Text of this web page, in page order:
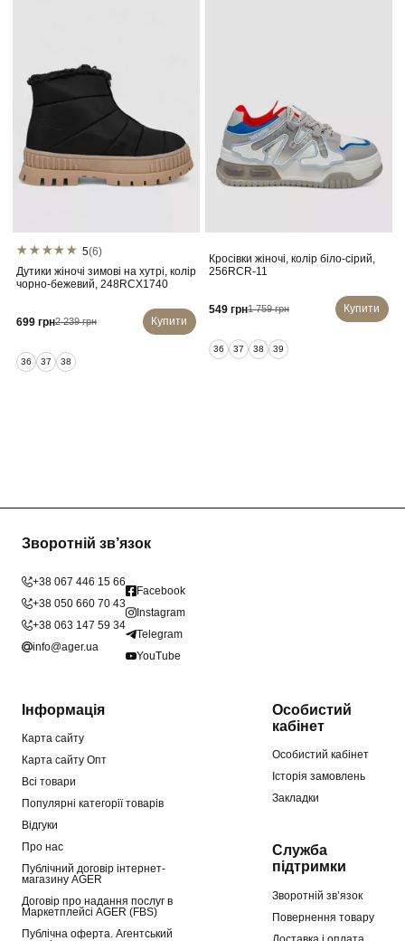
5(6)
Дутики жіночі зимові на хутрі, колір
чорно-бежевий, 248RCX1740
699 грн2 239 грн Купити
36 37 38
Кросівки жіночі, колір біло-сірий,
256RCR-11
549 грн1 759 грн Купити
36 37 38 39
Зворотній зв’язок
+38 067 446 15 66
+38 050 660 70 43
+38 063 147 59 34
info@ager.ua
Facebook
Instagram
Telegram
YouTube
Інформація
Карта сайту
Карта сайту Опт
Всі товари
Популярні категорії товарів
Відгуки
Про нас
Публічний договір інтернет-
магазину AGER
Договір про надання послуг в
Маркетплейсі AGER (FBS)
Публічна оферта. Агентський
Особистий
кабінет
Особистий кабінет
Історія замовлень
Закладки
Служба
підтримки
Зворотній зв’язок
Повернення товару